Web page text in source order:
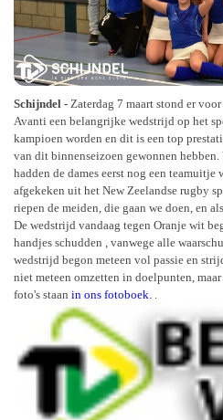
Schijndel - Zaterdag 7 maart stond er
Avanti een belangrijke wedstrijd op het
kampioen worden en dit is een top
van dit binnenseizoen gewonnen
hadden de dames eerst nog een teamuitje
afgekeken uit het New Zeelandse rugby
riepen de meiden, die gaan we doen, en
De wedstrijd vandaag tegen Oranje wit
handjes schudden , vanwege alle
wedstrijd begon meteen vol passie en
niet meteen omzetten in doelpunten,
foto's staan in ons fotoboek. .